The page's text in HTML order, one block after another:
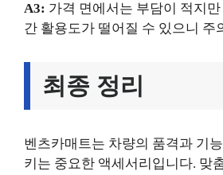
A3: 가격 면에서는 부담이 적지
간 활용도가 떨어질 수 있으니 주
최종 정리
벤츠카매트는 차량의 품격과 기
키는 중요한 액세서리입니다. 맞